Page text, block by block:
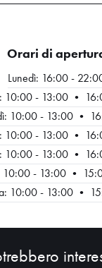
HOME
Orari di
Lunedì: 16:00 -
10:00 - 13:00 •
10:00 - 13:00 •
10:00 - 13:00 •
10:00 - 13:00 •
10:00 - 13:00 •
10:00 - 13:00 •